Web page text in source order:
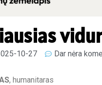
10-27 Dar nėra
, humanitaras